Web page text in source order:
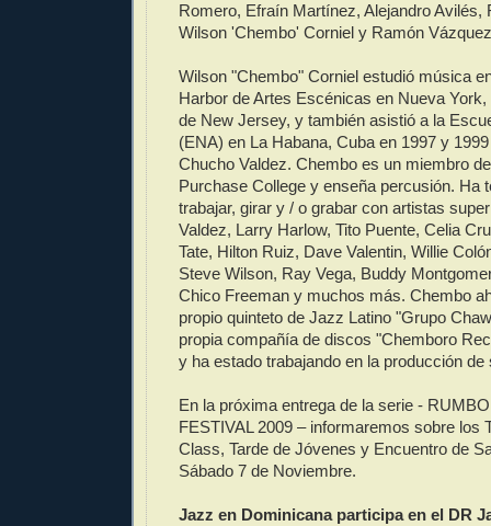
Romero, Efraín Martínez, Alejandro Avilés,
Wilson 'Chembo' Corniel y Ramón
Wilson "Chembo" Corniel estudió música
Harbor de Artes Escénicas en Nueva
de New Jersey, y también asistió a la
(ENA) en La Habana, Cuba en 1997 y
Chucho Valdez. Chembo es un miembro
Purchase College y enseña percusión. Ha
trabajar, girar y / o grabar con artistas
Valdez, Larry Harlow, Tito Puente, Celia
Tate, Hilton Ruiz, Dave Valentin, Willie
Steve Wilson, Ray Vega, Buddy
Chico Freeman y muchos más. Chembo
propio quinteto de Jazz Latino "Grupo
propia compañía de discos "Chemboro
y ha estado trabajando en la producción
En la próxima entrega de la serie -
FESTIVAL 2009 – informaremos sobre los
Class, Tarde de Jóvenes y Encuentro de
Sábado 7 de Noviembre.
Jazz en Dominicana participa en el DR